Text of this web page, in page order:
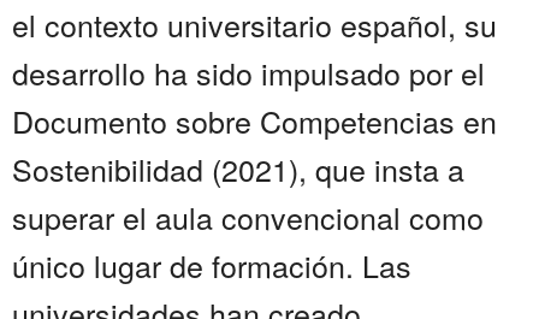
el contexto universitario español, su
desarrollo ha sido impulsado por el
Documento sobre Competencias en
Sostenibilidad (2021), que insta a
superar el aula convencional como
único lugar de formación. Las